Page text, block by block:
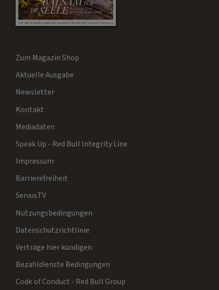
Zum Magazin Shop
Aktuelle Ausgabe
Newsletter
Kontakt
Mediadaten
Speak Up - Red Bull Integrity Line
Impressum
Barrierefreiheit
ServusTV
Nutzungsbedingungen
Datenschutzrichtlinie
Verträge hier kündigen
Bezahldienste Bedingungen
Code of Conduct - Red Bull Group